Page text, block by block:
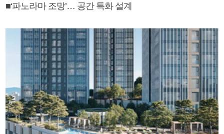
■‘파노라마 조망’… 공간 특화 설계